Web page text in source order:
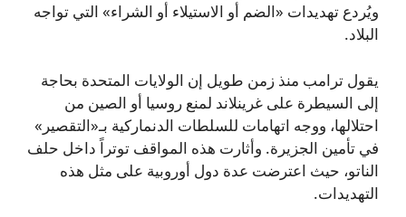
ويُردع تهديدات «الضم أو الاستيلاء أو الشراء» التي تواجه
البلاد.
يقول ترامب منذ زمن طويل إن الولايات المتحدة بحاجة
إلى السيطرة على غرينلاند لمنع روسيا أو الصين من
احتلالها، ووجه اتهامات للسلطات الدنماركية بـ«التقصير»
في تأمين الجزيرة. وأثارت هذه المواقف توتراً داخل حلف
الناتو، حيث اعترضت عدة دول أوروبية على مثل هذه
التهديدات.